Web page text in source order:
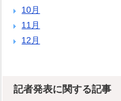
10月
11月
12月
記者発表に関する記事